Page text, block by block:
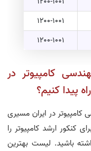
1200-1001
1200-1001
کامپیوتر در
پیدا کنیم؟
کامپیوتر در ایران مسیری
کنکور ارشد کامپیوتر را
باشید. لیست بهترین